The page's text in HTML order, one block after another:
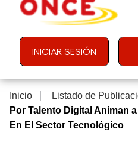
Menú de cuenta de
INICIAR SESIÓN
Inicio Listado de
Por Talento Digital Animan
En El Sector Tecnológico